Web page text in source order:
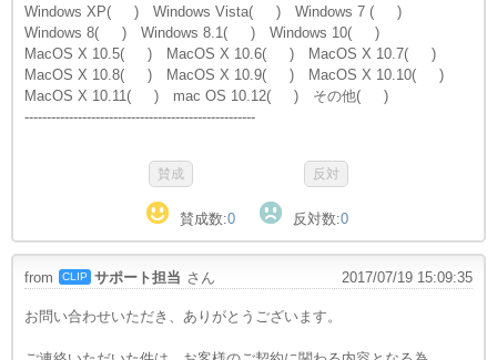
Windows XP( ) Windows Vista( ) Windows 7 ( )
Windows 8( ) Windows 8.1( ) Windows 10( )
MacOS X 10.5( ) MacOS X 10.6( ) MacOS X 10.7( )
MacOS X 10.8( ) MacOS X 10.9( ) MacOS X 10.10( )
MacOS X 10.11( ) mac OS 10.12( ) その他( )
----------------------------------------------------
賛成数:0 反対数:0
from CLIP サポート担当 さん 2017/07/19 15:09:35
お問い合わせいただき、ありがとうございます。